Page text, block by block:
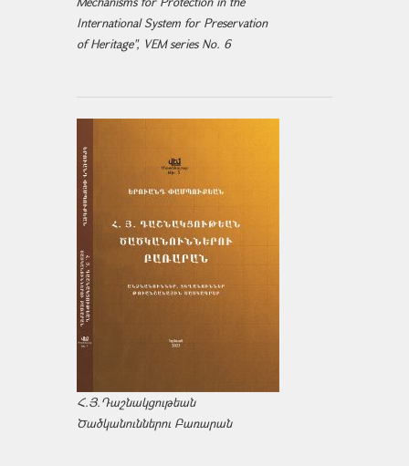
International System for Preservation
of Heritage", VEM series No. 6
Հ.Յ.Դաշնակցութեան
Ծածկանուններու Բառարան